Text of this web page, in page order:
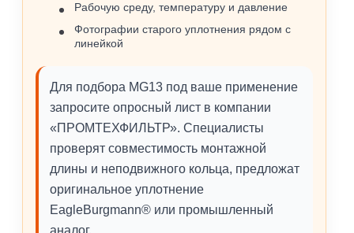
Рабочую среду, температуру и давление
Фотографии старого уплотнения рядом с
линейкой
Для подбора MG13 под ваше применение
запросите опросный лист в компании
«ПРОМТЕХФИЛЬТР». Специалисты
проверят совместимость монтажной
длины и неподвижного кольца, предложат
оригинальное уплотнение
EagleBurgmann® или промышленный
аналог.